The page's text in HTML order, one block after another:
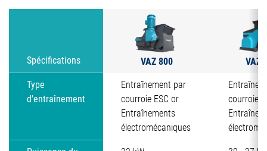
Spécifications VAZ 800 VAZ
Type
d'entraînement
Entraînement par
courroie ESC or
Entraînements
électromécaniques
courroie